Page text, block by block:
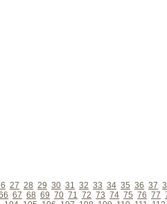
27 28 29 30 31 32 33 34 35 36 37
67 68 69 70 71 72 73 74 75 76 77